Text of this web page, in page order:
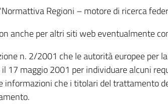
Regioni – motore di ricerca
anche per altri siti web eventualmente
n. 2/2001 che le autorità europee per
maggio 2001 per individuare alcuni
informazioni che i titolari del trattamento